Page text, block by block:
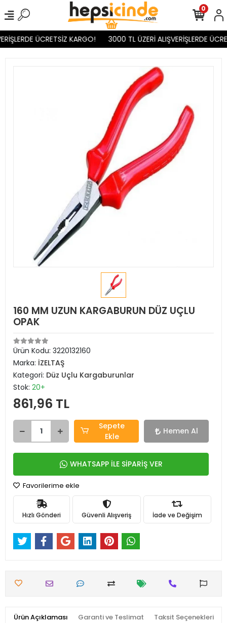
ÜCRETSİZ KARGO! 3000 TL ÜZERİ ALIŞVERİŞLERDE
0
160 MM UZUN KARGABURUN DÜZ UÇLU
OPAK
Ürün Kodu: 3220132160
Marka: İZELTAŞ
Kategori: Düz Uçlu Kargaburunlar
Stok: 20+
861,96 TL
Sepete
Ekle
Hemen Al
WHATSAPP İLE SİPARİŞ VER
Favorilerime ekle
Hızlı Gönderi Güvenli Alışveriş İade ve Değişim
Ürün Açıklaması Garanti ve Teslimat Taksit Seçenekleri